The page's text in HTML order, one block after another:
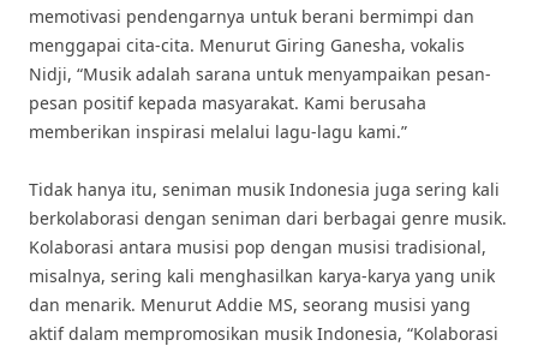
memotivasi pendengarnya untuk berani bermimpi dan
menggapai cita-cita. Menurut Giring Ganesha, vokalis
Nidji, “Musik adalah sarana untuk menyampaikan pesan-
pesan positif kepada masyarakat. Kami berusaha
memberikan inspirasi melalui lagu-lagu kami.”
Tidak hanya itu, seniman musik Indonesia juga sering kali
berkolaborasi dengan seniman dari berbagai genre musik.
Kolaborasi antara musisi pop dengan musisi tradisional,
misalnya, sering kali menghasilkan karya-karya yang unik
dan menarik. Menurut Addie MS, seorang musisi yang
aktif dalam mempromosikan musik Indonesia, “Kolaborasi